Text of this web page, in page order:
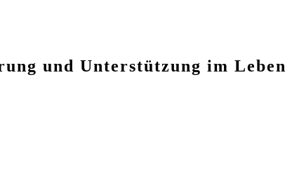
und Unterstützung im Leben